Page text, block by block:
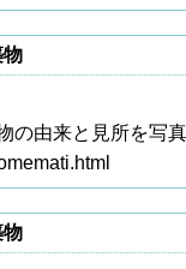
物
の由来と見所を写
物